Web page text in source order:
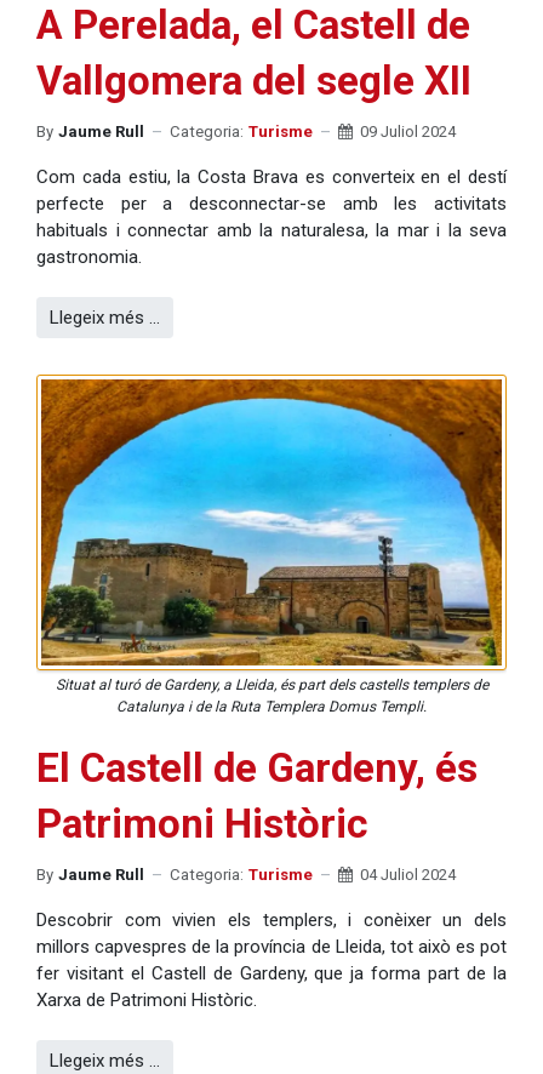
A Perelada, el Castell de
Vallgomera del segle XII
By Jaume Rull Categoria: Turisme 09 Juliol 2024
Com cada estiu, la Costa Brava es converteix en el destí
perfecte per a desconnectar-se amb les activitats
habituals i connectar amb la naturalesa, la mar i la seva
gastronomia.
Llegeix més …
Situat al turó de Gardeny, a Lleida, és part dels castells templers de
Catalunya i de la Ruta Templera Domus Templi.
El Castell de Gardeny, és
Patrimoni Històric
By Jaume Rull Categoria: Turisme 04 Juliol 2024
Descobrir com vivien els templers, i conèixer un dels
millors capvespres de la província de Lleida, tot això es pot
fer visitant el Castell de Gardeny, que ja forma part de la
Xarxa de Patrimoni Històric.
Llegeix més …